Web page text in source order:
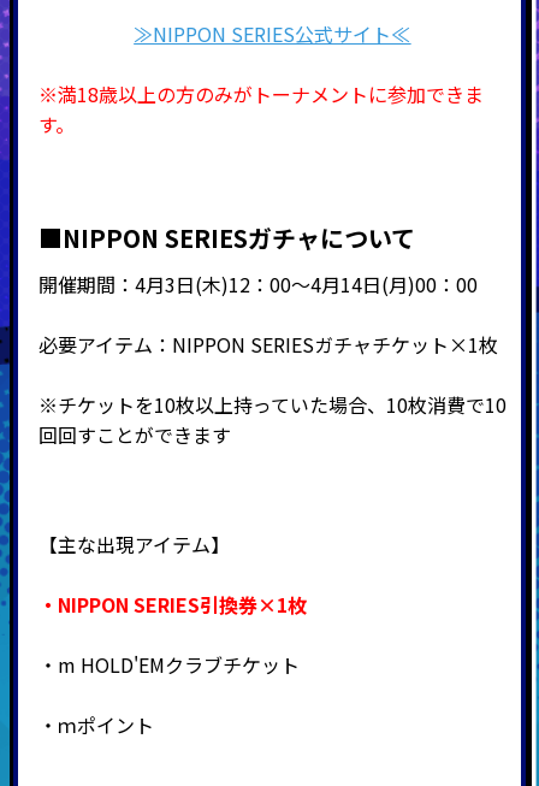
≫NIPPON SERIES公式サイト≪
※満18歳以上の方のみがトーナメントに参加できま
す。
■NIPPON SERIESガチャについて
開催期間：4月3日(木)12：00～4月14日(月)00：00
必要アイテム：NIPPON SERIESガチャチケット×1枚
※チケットを10枚以上持っていた場合、10枚消費で10
回回すことができます
【主な出現アイテム】
・NIPPON SERIES引換券×1枚
・m HOLD'EMクラブチケット
・ｍポイント